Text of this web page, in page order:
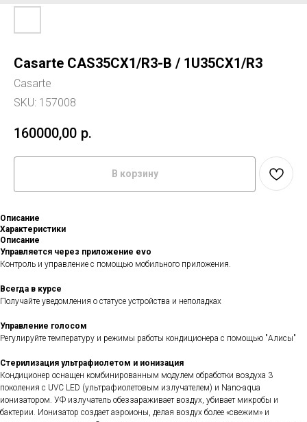
Casarte CAS35CX1/R3-B / 1U35CX1/R3
Casarte
SKU: 157008
160000,00 р.
В корзину
Описание
Характеристики
Описание
Управляется через приложение evo
Контроль и управление с помощью мобильного приложения.
Всегда в курсе
Получайте уведомления о статусе устройства и неполадках
Управление голосом
Регулируйте температуру и режимы работы кондиционера с помощью "Алисы"
Стерилизация ультрафиолетом и ионизация
Кондиционер оснащен комбинированным модулем обработки воздуха 3
поколения с UVC LED (ультрафиолетовым излучателем) и Nano-aqua
ионизатором. УФ излучатель обеззараживает воздух, убивает микробы и
бактерии. Ионизатор создает аэроионы, делая воздух более «свежим» и